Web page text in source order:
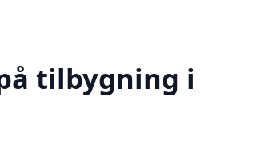
tilbygning i